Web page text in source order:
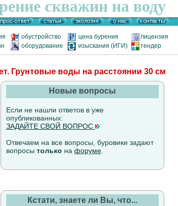
скважин на воду
обустройство цена бурения
лицензия
оборудование изыскания (ИГИ) тендер
Грунтовые воды на расстоянии 30 см
Новые вопросы
Если не нашли ответов в уже
опубликованных:
ЗАДАЙТЕ СВОЙ ВОПРОС
Отвечаем на все вопросы, буровики задают
вопросы только на форуме.
Кстати, знаете ли Вы, что...